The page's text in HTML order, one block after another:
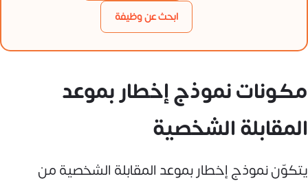
ابحث عن وظيفة
مكونات نموذج إخطار بموعد
المقابلة الشخصية
يتكوّن نموذج إخطار بموعد المقابلة الشخصية من